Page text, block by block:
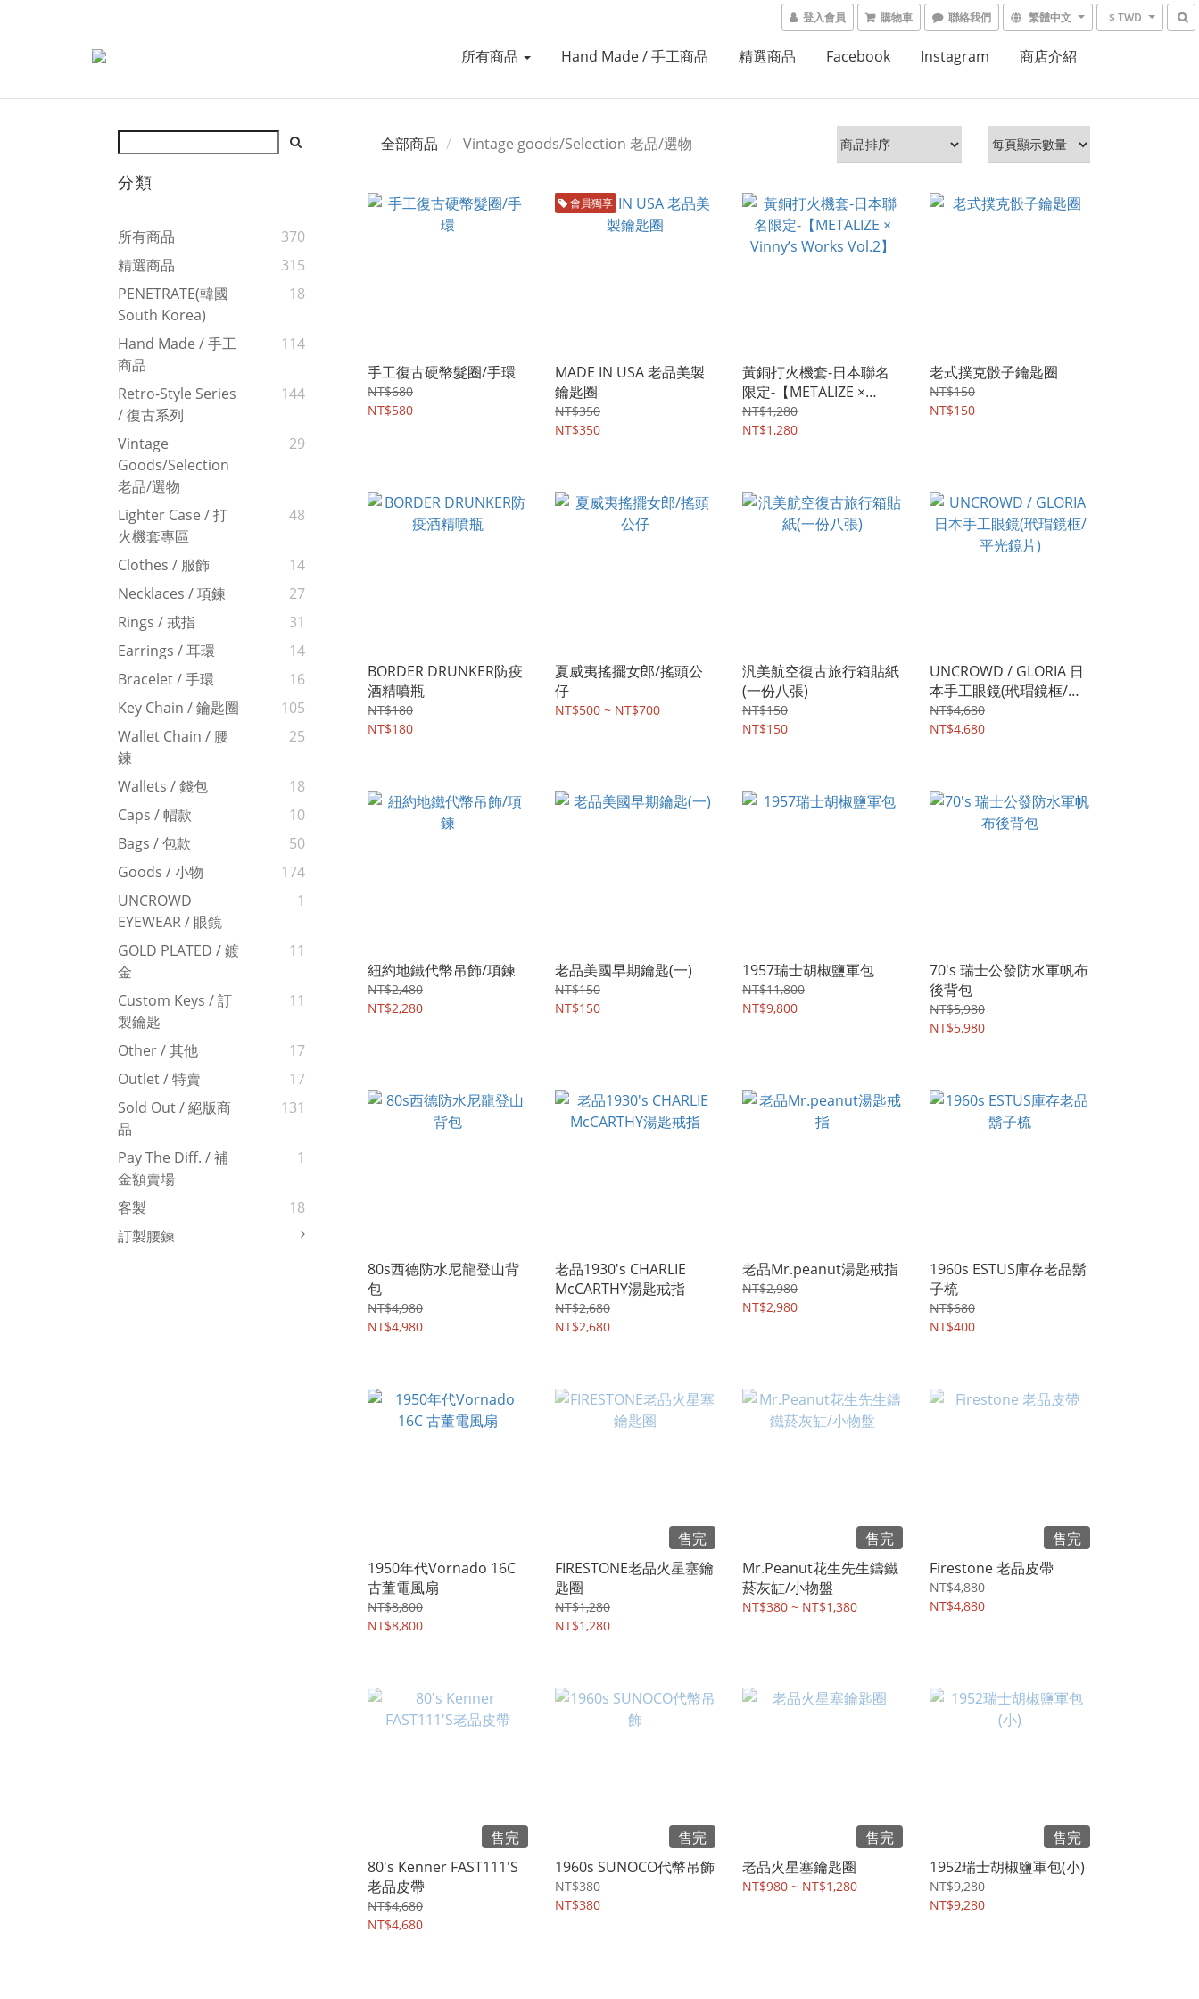
登入會員 購物車 聯絡我們 繁體中文 $ TWD
所有商品 Hand Made / 手工商品 精選商品 Facebook Instagram 商店介紹
分類
所有商品
370
精選商品
315
PENETRATE(韓國
South Korea)
18
Hand Made / 手工
商品
114
Retro-Style Series
/ 復古系列
144
Vintage
Goods/Selection
老品/選物
29
Lighter Case / 打
火機套專區
48
Clothes / 服飾
14
Necklaces / 項鍊
27
Rings / 戒指
31
Earrings / 耳環
14
Bracelet / 手環
16
Key Chain / 鑰匙圈
105
Wallet Chain / 腰
鍊
25
Wallets / 錢包
18
Caps / 帽款
10
Bags / 包款
50
Goods / 小物
174
UNCROWD
EYEWEAR / 眼鏡
1
GOLD PLATED / 鍍
金
11
Custom Keys / 訂
製鑰匙
11
Other / 其他
17
Outlet / 特賣
17
Sold Out / 絕版商
品
131
Pay The Diff. / 補
金額賣場
1
客製
18
訂製腰鍊
全部商品 Vintage goods/Selection 老品/選物
手工復古硬幣髮圈/手環
NT$680
NT$580
會員獨享
MADE IN USA 老品美製
鑰匙圈
NT$350
NT$350
黃銅打火機套-日本聯名
限定-【METALIZE ×
Vinny’s Works Vol.2】
NT$1,280
NT$1,280
老式撲克骰子鑰匙圈
NT$150
NT$150
BORDER DRUNKER防疫
酒精噴瓶
NT$180
NT$180
夏威夷搖擺女郎/搖頭公
仔
NT$500 ~ NT$700
汎美航空復古旅行箱貼紙
(一份八張)
NT$150
NT$150
UNCROWD / GLORIA 日
本手工眼鏡(玳瑁鏡框/平
光鏡片)
NT$4,680
NT$4,680
紐約地鐵代幣吊飾/項鍊
NT$2,480
NT$2,280
老品美國早期鑰匙(一)
NT$150
NT$150
1957瑞士胡椒鹽軍包
NT$11,800
NT$9,800
70's 瑞士公發防水軍帆布
後背包
NT$5,980
NT$5,980
80s西德防水尼龍登山背
包
NT$4,980
NT$4,980
老品1930's CHARLIE
McCARTHY湯匙戒指
NT$2,680
NT$2,680
老品Mr.peanut湯匙戒指
NT$2,980
NT$2,980
1960s ESTUS庫存老品鬍
子梳
NT$680
NT$400
1950年代Vornado 16C
古董電風扇
NT$8,800
NT$8,800
售完
FIRESTONE老品火星塞鑰
匙圈
NT$1,280
NT$1,280
售完
Mr.Peanut花生先生鑄鐵
菸灰缸/小物盤
NT$380 ~ NT$1,380
售完
Firestone 老品皮帶
NT$4,880
NT$4,880
售完
80's Kenner FAST111'S
老品皮帶
NT$4,680
NT$4,680
售完
1960s SUNOCO代幣吊飾
NT$380
NT$380
售完
老品火星塞鑰匙圈
NT$980 ~ NT$1,280
售完
1952瑞士胡椒鹽軍包(小)
NT$9,280
NT$9,280